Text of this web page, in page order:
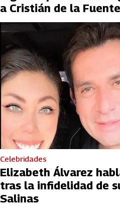
a Cristián de la
Celebridades
Elizabeth Álvarez
tras la infidelidad de
Salinas